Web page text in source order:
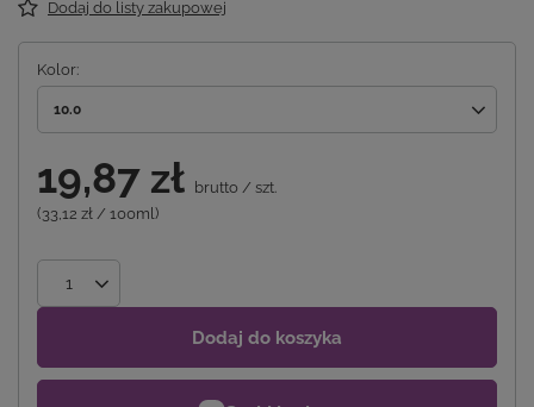
Dodaj do listy zakupowej
Kolor
10.0
19,87 zł brutto / szt.
(33,12 zł / 100ml)
Dodaj do koszyka